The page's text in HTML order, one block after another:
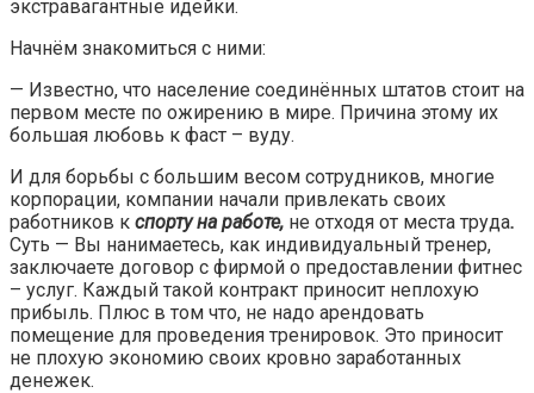
экстравагантные идейки.
Начнём знакомиться с ними:
— Известно, что население соединённых штатов стоит на
первом месте по ожирению в мире. Причина этому их
большая любовь к фаст – вуду.
И для борьбы с большим весом сотрудников, многие
корпорации, компании начали привлекать своих
работников к спорту на работе, не отходя от места труда.
Суть — Вы нанимаетесь, как индивидуальный тренер,
заключаете договор с фирмой о предоставлении фитнес
– услуг. Каждый такой контракт приносит неплохую
прибыль. Плюс в том что, не надо арендовать
помещение для проведения тренировок. Это приносит
не плохую экономию своих кровно заработанных
денежек.